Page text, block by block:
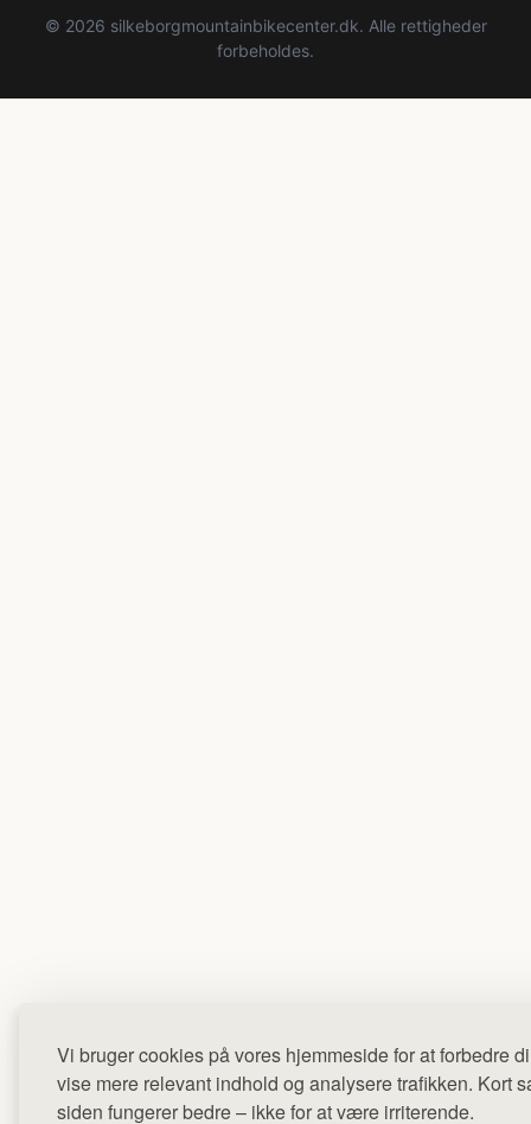
Vi bruger cookies på vores hjemmeside for at forbedre
vise mere relevant indhold og analysere trafikken. Kort
siden fungerer bedre – ikke for at være irriterende.
© 2026 silkeborgmountainbikecenter.dk. Alle rettigheder
forbeholdes.